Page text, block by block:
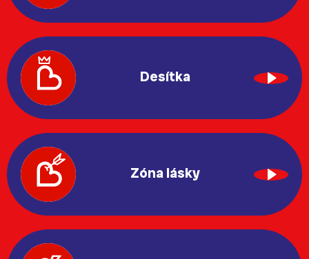
Desítka
Zóna lásky